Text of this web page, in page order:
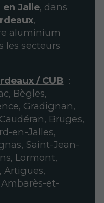
Jalle, dans
,
aluminium
secteurs
/ CUB :
Bègles,
Gradignan,
Bruges,
en-Jalles,
Saint-Jean-
Lormont,
Artigues,
et-